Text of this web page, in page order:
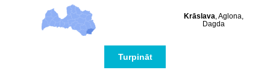
Krāslava, Aglona,
Dagda
Turpināt